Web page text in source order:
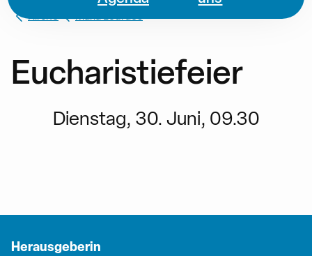
Kirche Maria Lourdes
Eucharistiefeier
Dienstag, 30. Juni, 09.30
Herausgeberin